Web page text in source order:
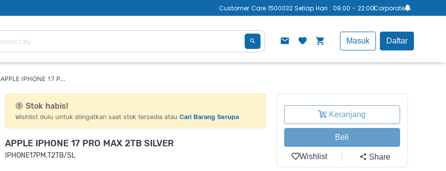
Customer Care 1500032 Setiap Hari : 09:00 - 22:00Corporate
Masuk Daftar
APPLE IPHONE 17 P…
Stok habis!
Wishlist dulu untuk diingatkan saat stok tersedia atauCari Barang Serupa
APPLE IPHONE 17 PRO MAX 2TB SILVER
IPHONE17PM.T2TB/SL
Keranjang
Beli
Wishlist Share